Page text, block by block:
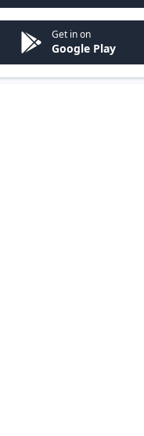
Get in on
Google Play